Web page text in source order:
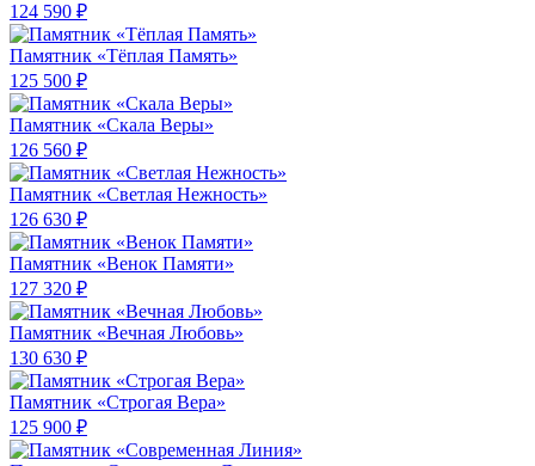
124 590 ₽
Памятник «Тёплая Память»
125 500 ₽
Памятник «Скала Веры»
126 560 ₽
Памятник «Светлая Нежность»
126 630 ₽
Памятник «Венок Памяти»
127 320 ₽
Памятник «Вечная Любовь»
130 630 ₽
Памятник «Строгая Вера»
125 900 ₽